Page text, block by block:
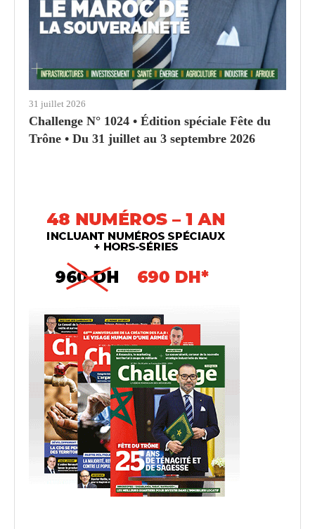
31 juillet 2026
Challenge N° 1024 • Édition spéciale Fête du
Trône • Du 31 juillet au 3 septembre 2026